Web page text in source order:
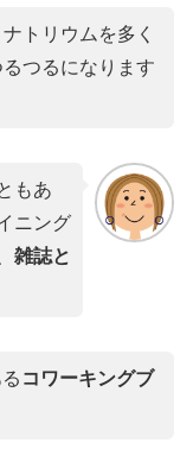
トリウムを多く
るつるになります
もあ
ニング
雑誌と
コワーキングブ